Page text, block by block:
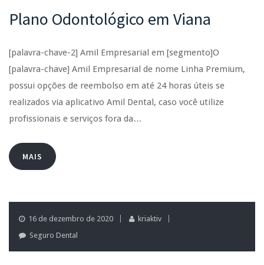
Plano Odontológico em Viana
[palavra-chave-2] Amil Empresarial em [segmento]O
[palavra-chave] Amil Empresarial de nome Linha Premium,
possui opções de reembolso em até 24 horas úteis se
realizados via aplicativo Amil Dental, caso você utilize
profissionais e serviços fora da…
MAIS
16 de dezembro de 2020
kriaktiv
Seguro Dental